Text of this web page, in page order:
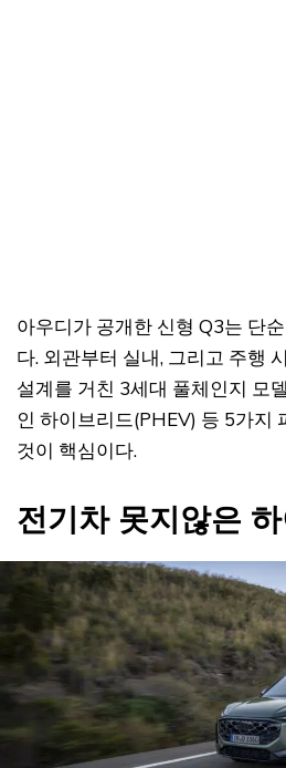
아우디가 공개한 신형 Q3는 단
다. 외관부터 실내, 그리고 주행
설계를 거친 3세대 풀체인지 모
인 하이브리드(PHEV) 등 5가지
것이 핵심이다.
전기차 못지않은